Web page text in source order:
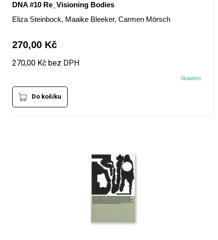
DNA #10 Re_Visioning Bodies
Eliza Steinbock, Maaike Bleeker, Carmen Mörsch
270,00 Kč
270,00 Kč bez DPH
Skladem
Do košíku